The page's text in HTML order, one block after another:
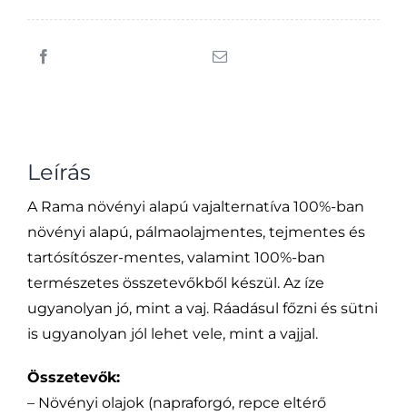
Leírás
A Rama növényi alapú vajalternatíva 100%-ban
növényi alapú, pálmaolajmentes, tejmentes és
tartósítószer-mentes, valamint 100%-ban
természetes összetevőkből készül. Az íze
ugyanolyan jó, mint a vaj. Ráadásul főzni és sütni
is ugyanolyan jól lehet vele, mint a vajjal.
Összetevők:
– Növényi olajok (napraforgó, repce eltérő